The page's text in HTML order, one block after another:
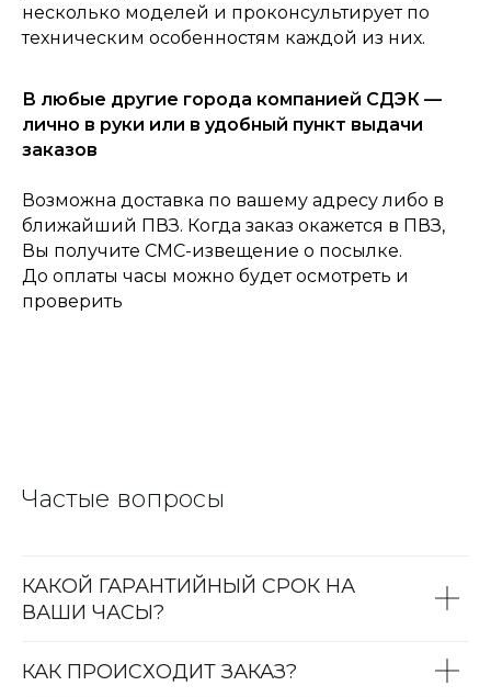
несколько моделей и проконсультирует по
техническим особенностям каждой из них.
В любые другие города компанией СДЭК —
лично в руки или в удобный пункт выдачи
заказов
Возможна доставка по вашему адресу либо в
ближайший ПВЗ. Когда заказ окажется в ПВЗ,
Вы получите СМС-извещение о посылке.
До оплаты часы можно будет осмотреть и
проверить
Частые вопросы
КАКОЙ ГАРАНТИЙНЫЙ СРОК НА
ВАШИ ЧАСЫ?
КАК ПРОИСХОДИТ ЗАКАЗ?